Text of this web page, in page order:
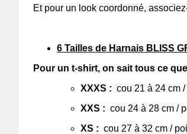
Et pour un look coordonné,
6 Tailles de Harnais BLISS
Pour un t-shirt, on sait tous ce
XXXS : cou 21 à 24 cm
XXS : cou 24 à 28 cm /
XS : cou 27 à 32 cm /